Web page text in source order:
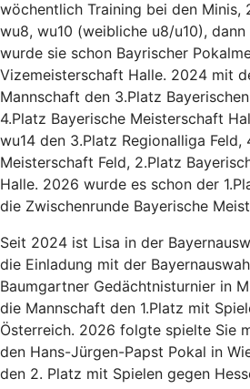
wöchentlich Training bei den Minis,
wu8, wu10 (weibliche u8/u10),
wurde sie schon Bayrischer
Vizemeisterschaft Halle. 2024 mit
Mannschaft den 3.Platz
4.Platz Bayerische Meisterschaft
wu14 den 3.Platz Regionalliga Feld,
Meisterschaft Feld, 2.Platz
Halle. 2026 wurde es schon der
die Zwischenrunde Bayerische
Seit 2024 ist Lisa in der
die Einladung mit der
Baumgartner Gedächtnisturnier in
die Mannschaft den 1.Platz mit
Österreich. 2026 folgte spielte Sie
den Hans-Jürgen-Papst Pokal in
den 2. Platz mit Spielen gegen